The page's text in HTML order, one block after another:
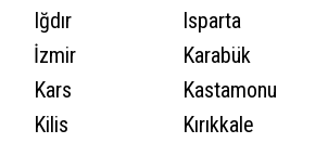
Iğdır
Isparta
İzmir
Karabük
Kars
Kastamonu
Kilis
Kırıkkale